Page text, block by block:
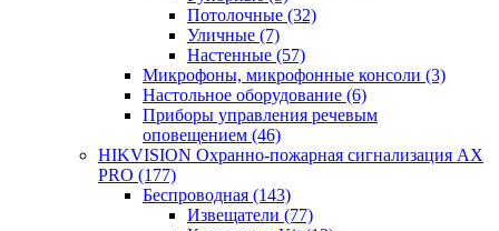
Потолочные (32)
Уличные (7)
Настенные (57)
Микрофоны, микрофонные консоли (3)
Настольное оборудование (6)
Приборы управления речевым
оповещением (46)
HIKVISION Охранно-пожарная сигнализация AX
PRO (177)
Беспроводная (143)
Извещатели (77)